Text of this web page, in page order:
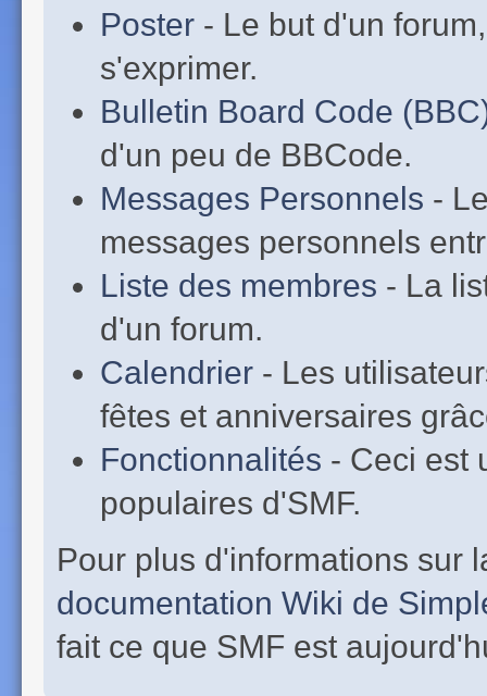
Poster - Le but d'un
s'exprimer.
Bulletin Board Code
d'un peu de BBCode.
Messages Personnels -
messages personnels
Liste des membres - La
d'un forum.
Calendrier - Les
fêtes et anniversaires
Fonctionnalités - Ceci est
populaires d'SMF.
Pour plus d'informations sur
documentation Wiki de
fait ce que SMF est